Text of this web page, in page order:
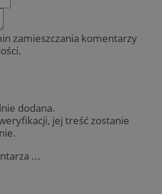
zamieszczania komentarzy
dodana.
jej treść zostanie
...